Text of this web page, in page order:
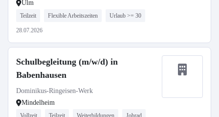
Ulm
Teilzeit Flexible Arbeitszeiten Urlaub >= 30
28.07.2026
Schulbegleitung (m/w/d) in
Babenhausen
Dominikus-Ringeisen-Werk
Mindelheim
Vollzeit Teilzeit Weiterbildungen Jobrad